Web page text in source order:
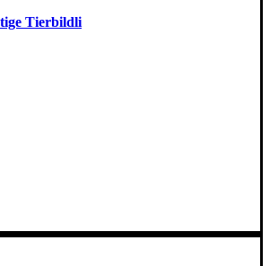
Tierbildli